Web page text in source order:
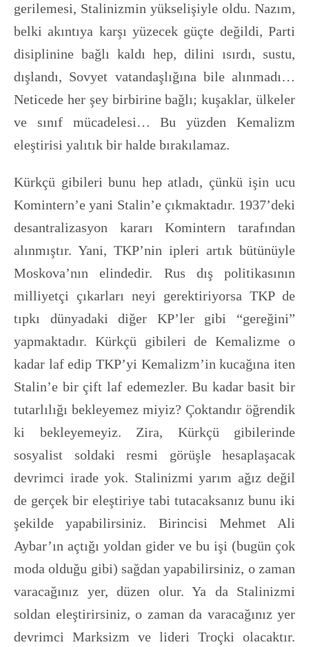
gerilemesi, Stalinizmin yükselişiyle oldu. Nazım,
belki akıntıya karşı yüzecek güçte değildi, Parti
disiplinine bağlı kaldı hep, dilini ısırdı, sustu,
dışlandı, Sovyet vatandaşlığına bile alınmadı…
Neticede her şey birbirine bağlı; kuşaklar, ülkeler
ve sınıf mücadelesi… Bu yüzden Kemalizm
eleştirisi yalıtık bir halde bırakılamaz.
Kürkçü gibileri bunu hep atladı, çünkü işin ucu
Komintern’e yani Stalin’e çıkmaktadır. 1937’deki
desantralizasyon kararı Komintern tarafından
alınmıştır. Yani, TKP’nin ipleri artık bütünüyle
Moskova’nın elindedir. Rus dış politikasının
milliyetçi çıkarları neyi gerektiriyorsa TKP de
tıpkı dünyadaki diğer KP’ler gibi “gereğini”
yapmaktadır. Kürkçü gibileri de Kemalizme o
kadar laf edip TKP’yi Kemalizm’in kucağına iten
Stalin’e bir çift laf edemezler. Bu kadar basit bir
tutarlılığı bekleyemez miyiz? Çoktandır öğrendik
ki bekleyemeyiz. Zira, Kürkçü gibilerinde
sosyalist soldaki resmi görüşle hesaplaşacak
devrimci irade yok. Stalinizmi yarım ağız değil
de gerçek bir eleştiriye tabi tutacaksanız bunu iki
şekilde yapabilirsiniz. Birincisi Mehmet Ali
Aybar’ın açtığı yoldan gider ve bu işi (bugün çok
moda olduğu gibi) sağdan yapabilirsiniz, o zaman
varacağınız yer, düzen olur. Ya da Stalinizmi
soldan eleştirirsiniz, o zaman da varacağınız yer
devrimci Marksizm ve lideri Troçki olacaktır.